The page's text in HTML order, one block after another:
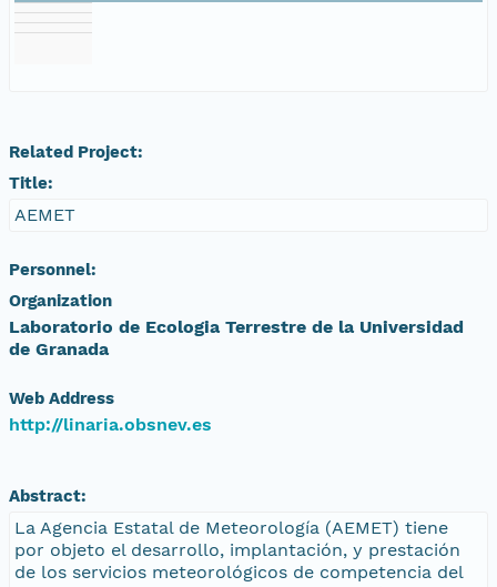
Related Project:
Title:
AEMET
Personnel:
Organization
Laboratorio de Ecologia Terrestre de la Universidad
de Granada
Web Address
http://linaria.obsnev.es
Abstract:
La Agencia Estatal de Meteorología (AEMET) tiene
por objeto el desarrollo, implantación, y prestación
de los servicios meteorológicos de competencia del